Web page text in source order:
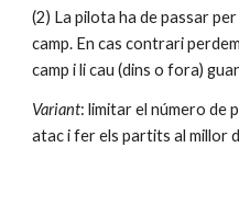
(2) La pilota ha de passar
camp. En cas contrari
camp i li cau (dins o fora)
Variant: limitar el número de
atac i fer els partits al millor